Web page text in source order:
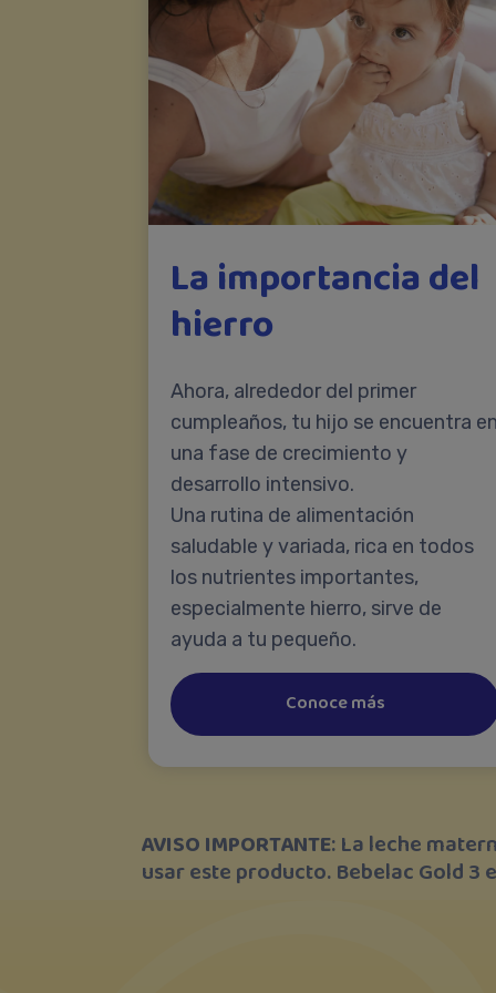
La importancia del
hierro
Ahora, alrededor del primer
cumpleaños, tu hijo se encuentra
una fase de crecimiento y
desarrollo intensivo.
Una rutina de alimentación
saludable y variada, rica en todos
los nutrientes importantes,
especialmente hierro, sirve de
ayuda a tu pequeño.
Conoce más
AVISO IMPORTANTE: La leche
usar este producto. Bebelac Gold